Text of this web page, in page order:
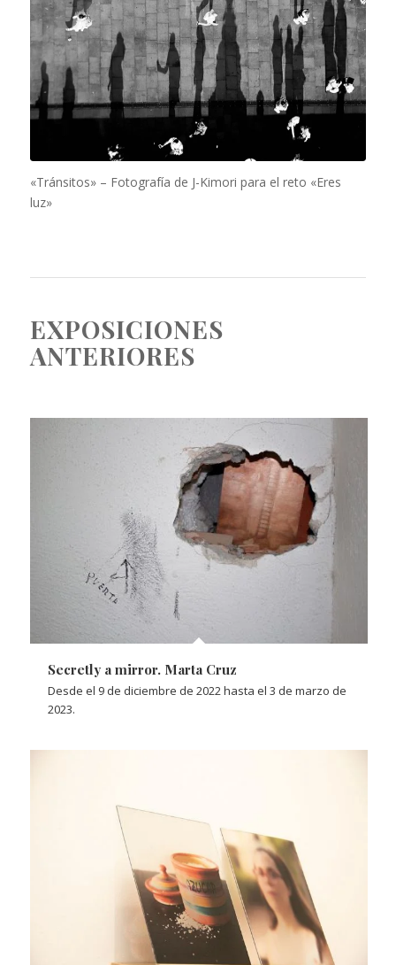
«Tránsitos» – Fotografía de J-Kimori para el reto «Eres
luz»
EXPOSICIONES
ANTERIORES
Secretly a mirror. Marta Cruz
Desde el 9 de diciembre de 2022 hasta el 3 de marzo de
2023.